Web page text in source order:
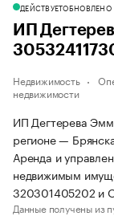
ДЕЙСТВУЕТОБНОВЛЕНО
ИП
Недвижимость
недвижимости
ИП Дегтерева
регионе —
Аренда и
недвижимым
320301405202 и
Данные получены из